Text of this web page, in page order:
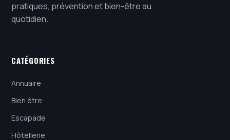
pratiques, prévention et bien-être au
quotidien.
CATÉGORIES
Annuaire
Bien être
Escapade
Hôtellerie